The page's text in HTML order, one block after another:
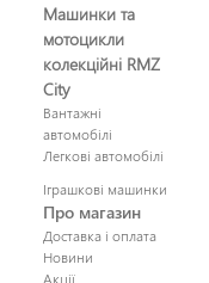
Машинки та
мотоцикли
колекційні RMZ
City
Вантажні
автомобілі
Легкові автомобілі
Іграшкові машинки
Про магазин
Доставка і оплата
Новини
Акції